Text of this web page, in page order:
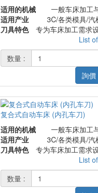
适用的机械
一般车床加工
适用产业
3C/各类模具/
刀具特色
专为车床加工需求
List
数量 :
詢價
复合式自动车床 (内孔车刀)
适用的机械
一般车床加工
适用产业
3C/各类模具/
刀具特色
专为车床加工需求
List
数量 :